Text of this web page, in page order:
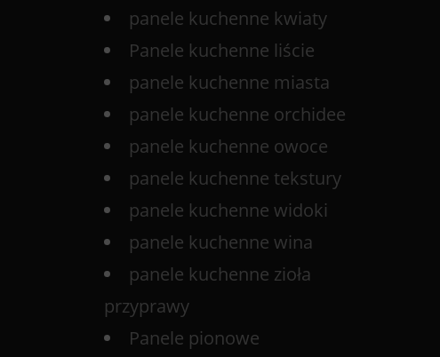
panele kuchenne kwiaty
Panele kuchenne liście
panele kuchenne miasta
panele kuchenne orchidee
panele kuchenne owoce
panele kuchenne tekstury
panele kuchenne widoki
panele kuchenne wina
panele kuchenne zioła
przyprawy
Panele pionowe